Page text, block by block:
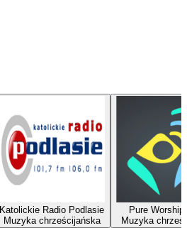
Katolickie Radio Podlasie
Muzyka chrześcijańska
Pure Worship
Muzyka